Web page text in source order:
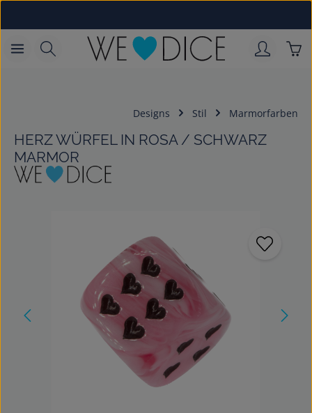
Designs Stil Marmorfarben
HERZ WÜRFEL IN ROSA / SCHWARZ
MARMOR